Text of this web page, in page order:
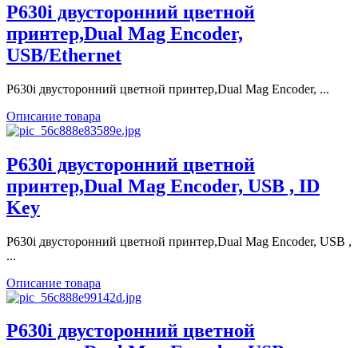
P630i двусторонний цветной
принтер,Dual Mag Encoder,
USB/Ethernet
P630i двусторонний цветной принтер,Dual Mag Encoder, ...
Описание товара
P630i двусторонний цветной
принтер,Dual Mag Encoder, USB , ID
Key
P630i двусторонний цветной принтер,Dual Mag Encoder, USB ,
...
Описание товара
P630i двусторонний цветной